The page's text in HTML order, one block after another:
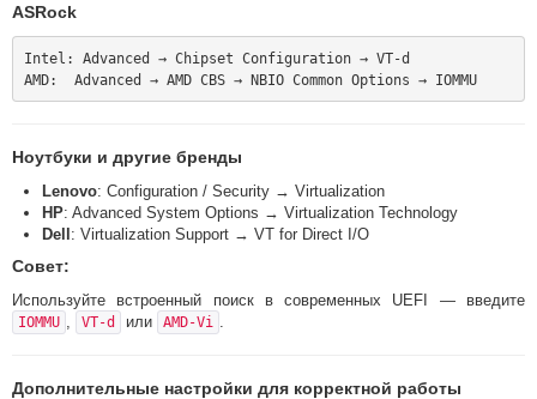
ASRock
Intel: Advanced → Chipset Configuration → VT-d
AMD:  Advanced → AMD CBS → NBIO Common Options → IOMMU
Ноутбуки и другие бренды
Lenovo: Configuration / Security → Virtualization
HP: Advanced System Options → Virtualization Technology
Dell : Virtualization Support → VT for Direct I/O
Совет:
Используйте встроенный поиск в современных UEFI — введите
IOMMU , VT-d или AMD-Vi .
Дополнительные настройки для корректной работы